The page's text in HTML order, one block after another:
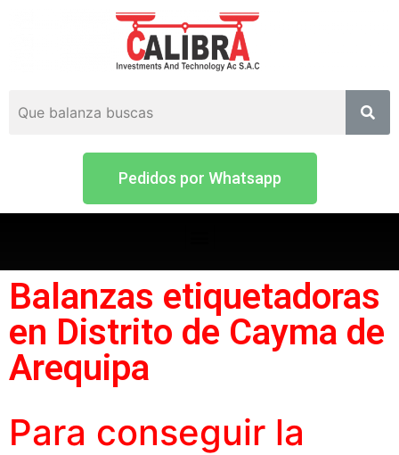
Pedidos por Whatsapp
Balanzas etiquetadoras
en Distrito de Cayma de
Arequipa
Para conseguir la